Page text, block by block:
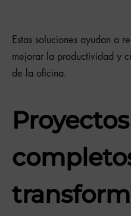
Estas soluciones ayudan a
mejorar la productividad y
de la oficina.
Proyectos